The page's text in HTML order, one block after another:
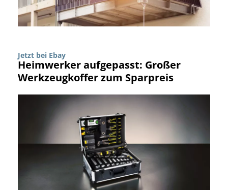
Jetzt bei Ebay
Heimwerker aufgepasst: Großer
Werkzeugkoffer zum Sparpreis